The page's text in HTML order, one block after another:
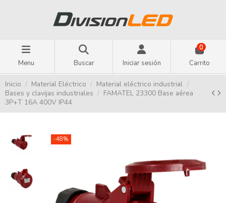
Menu Buscar Iniciar sesión
0
Carrito
Inicio Material Eléctrico
Material eléctrico industrial
Bases y clavijas industriales
FAMATEL 23300 Base aérea
3P+T 16A 400V IP44
-48%